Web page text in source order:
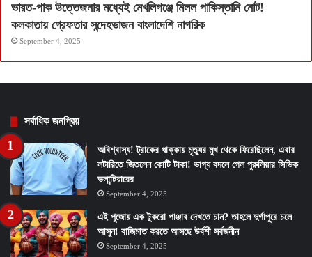
ভারত-পাক উত্তেজনার মধ্যেই মেখলিগঞ্জে মিলল পাকিস্তানি নোট!
কলকাতায় গ্রেফতার সন্দেহভাজন বাংলাদেশি নাগরিক
September 4, 2025
সর্বাধিক জনপ্রিয়
অবিশ্বাস্য! ট্রাকের ধাক্কায় মৃত্যুর মুখ থেকে ফিরেছিলেন, এবার
লটারিতে জিতলেন কোটি টাকা! ভাগ্য বদলে গেল পুরুলিয়ার সিভিক
ভলান্টিয়ারের
September 4, 2025
এই পুজোয় এক টুকরো পাঞ্জাব দেখতে চান? তাহলে দুর্গাপুরে চলে
আসুন! বাজিমাত করতে আসছে উর্বশী সর্বজনীন
September 4, 2025